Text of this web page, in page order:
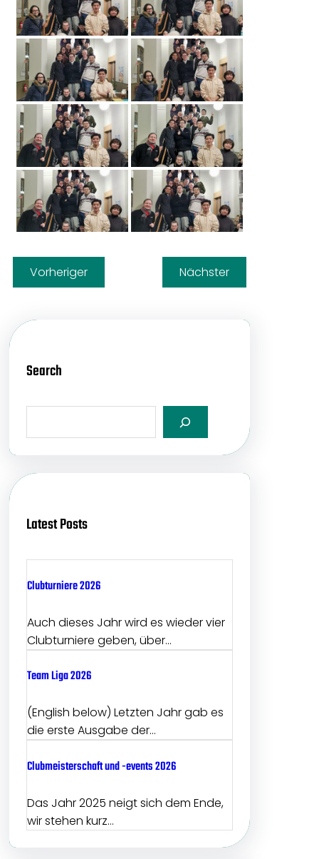
Vorheriger Nächster
Search
a
c
Latest Posts
Clubturniere 2026
Auch dieses Jahr wird es wieder vier
Clubturniere geben, über…
Team Liga 2026
(English below) Letzten Jahr gab es
die erste Ausgabe der…
Clubmeisterschaft und -events 2026
Das Jahr 2025 neigt sich dem Ende,
wir stehen kurz…